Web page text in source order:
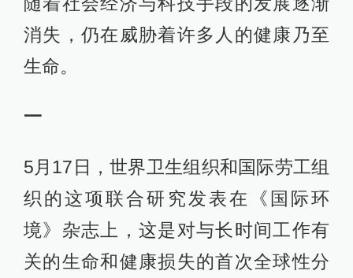
消失，仍在威胁着许多人的健康乃至
生命。
一
5月17日，世界卫生组织和国际劳工组
织的这项联合研究发表在《国际环
境》杂志上，这是对与长时间工作有
关的生命和健康损失的首次全球性分